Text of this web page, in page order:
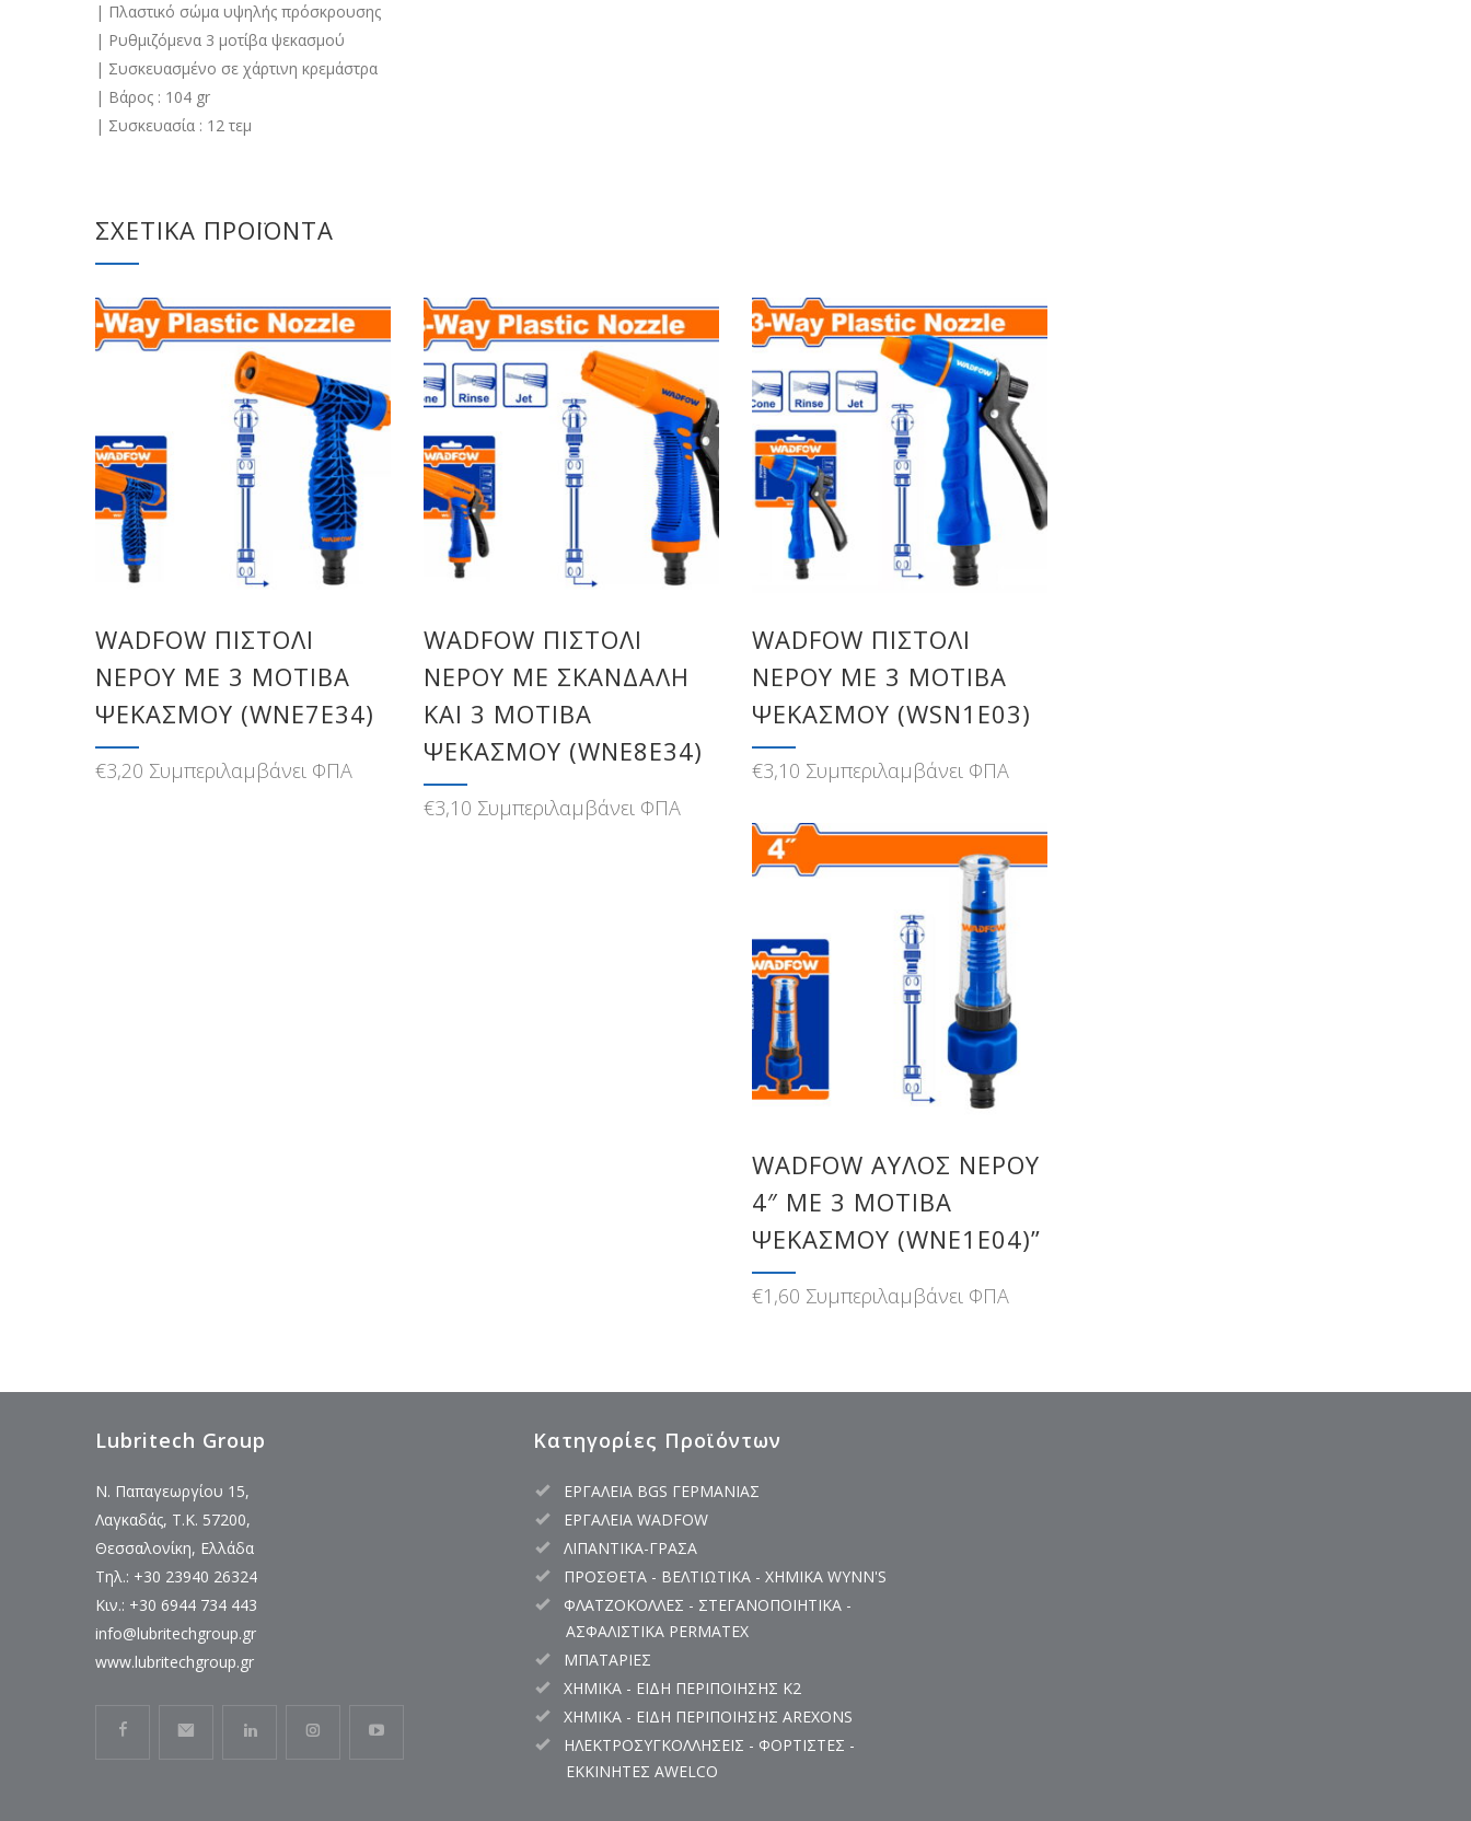
| Πλαστικό σώμα υψηλής πρόσκρουσης
| Ρυθμιζόμενα 3 μοτίβα ψεκασμού
| Συσκευασμένο σε χάρτινη κρεμάστρα
| Βάρος : 104 gr
| Συσκευασία : 12 τεμ
ΣΧΕΤΙΚΆ ΠΡΟΪΌΝΤΑ
WADFOW ΠΙΣΤΟΛΙ
ΝΕΡΟΥ ME 3 ΜΟΤΙΒΑ
ΨΕΚΑΣΜΟΥ (WNE7E34)
€3,20 Συμπεριλαμβάνει ΦΠΑ
WADFOW ΠΙΣΤΟΛΙ
ΝΕΡΟΥ ME ΣΚΑΝΔΑΛΗ
ΚΑΙ 3 ΜΟΤΙΒΑ
ΨΕΚΑΣΜΟΥ (WNE8E34)
€3,10 Συμπεριλαμβάνει ΦΠΑ
WADFOW ΠΙΣΤΟΛΙ
ΝΕΡΟΥ ΜΕ 3 ΜΟΤΙΒΑ
ΨΕΚΑΣΜΟΥ (WSN1E03)
€3,10 Συμπεριλαμβάνει ΦΠΑ
WADFOW ΑΥΛΟΣ ΝΕΡΟΥ
4″ ME 3 ΜΟΤΙΒΑ
ΨΕΚΑΣΜΟΥ (WNE1E04)”
€1,60 Συμπεριλαμβάνει ΦΠΑ
Lubritech Group
Ν. Παπαγεωργίου 15,
Λαγκαδάς, Τ.Κ. 57200,
Θεσσαλονίκη, Ελλάδα
Τηλ.: +30 23940 26324
Κιν.: +30 6944 734 443
info@lubritechgroup.gr
www.lubritechgroup.gr
Κατηγορίες Προϊόντων
ΕΡΓΑΛΕΙΑ BGS ΓΕΡΜΑΝΙΑΣ
ΕΡΓΑΛΕΙΑ WADFOW
ΛΙΠΑΝΤΙΚΑ-ΓΡΑΣΑ
ΠΡΟΣΘΕΤΑ - ΒΕΛΤΙΩΤΙΚΑ - ΧΗΜΙΚΑ WYNN'S
ΦΛΑΤΖΟΚΟΛΛΕΣ - ΣΤΕΓΑΝΟΠΟΙΗΤΙΚΑ -
ΑΣΦΑΛΙΣΤΙΚΑ PERMATEX
ΜΠΑΤΑΡΙΕΣ
ΧΗΜΙΚΑ - ΕΙΔΗ ΠΕΡΙΠΟΙΗΣΗΣ K2
ΧΗΜΙΚΑ - ΕΙΔΗ ΠΕΡΙΠΟΙΗΣΗΣ AREXONS
ΗΛΕΚΤΡΟΣΥΓΚΟΛΛΗΣΕΙΣ - ΦΟΡΤΙΣΤΕΣ -
ΕΚΚΙΝΗΤΕΣ AWELCO